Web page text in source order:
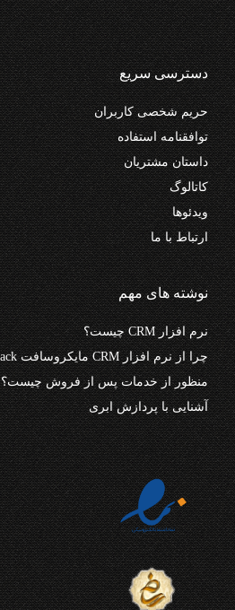
دسترسی سریع
حریم شخصی کاربران
توافقنامه استفاده
داستان مشتریان
کاتالوگ
ویدئوها
ارتباط با ما
نوشته های مهم
نرم افزار CRM چیست؟
چرا از نرم افزار CRM مایکروسافت crack شده استفاده نکنیم؟
منظور از خدمات پس از فروش چیست؟
آشنایی با پردازش ابری